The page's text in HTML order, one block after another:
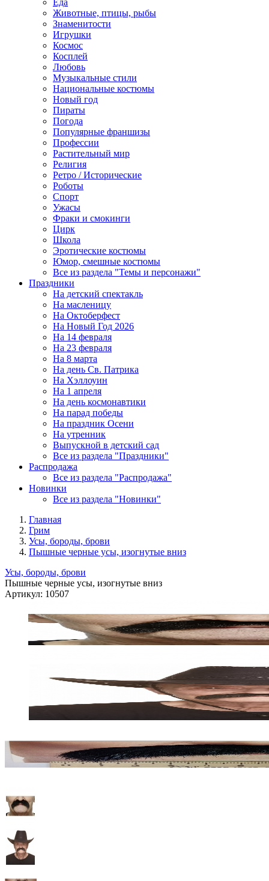
Еда
Животные, птицы, рыбы
Знаменитости
Игрушки
Космос
Косплей
Любовь
Музыкальные стили
Национальные костюмы
Новый год
Пираты
Погода
Популярные франшизы
Профессии
Растительный мир
Религия
Ретро / Исторические
Роботы
Спорт
Ужасы
Фраки и смокинги
Цирк
Школа
Эротические костюмы
Юмор, смешные костюмы
Все из раздела "Темы и персонажи"
Праздники
На детский спектакль
На масленицу
На Октоберфест
На Новый Год 2026
На 14 февраля
На 23 февраля
На 8 марта
На день Св. Патрика
На Хэллоуин
На 1 апреля
На день космонавтики
На парад победы
На праздник Осени
На утренник
Выпускной в детский сад
Все из раздела "Праздники"
Распродажа
Все из раздела "Распродажа"
Новинки
Все из раздела "Новинки"
Главная
Грим
Усы, бороды, брови
Пышные черные усы, изогнутые вниз
Усы, бороды, брови
Пышные черные усы, изогнутые вниз
Артикул: 10507